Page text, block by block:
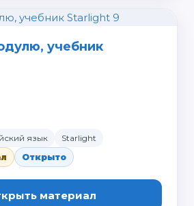
учебник
язык
Starlight
Открыто
материал